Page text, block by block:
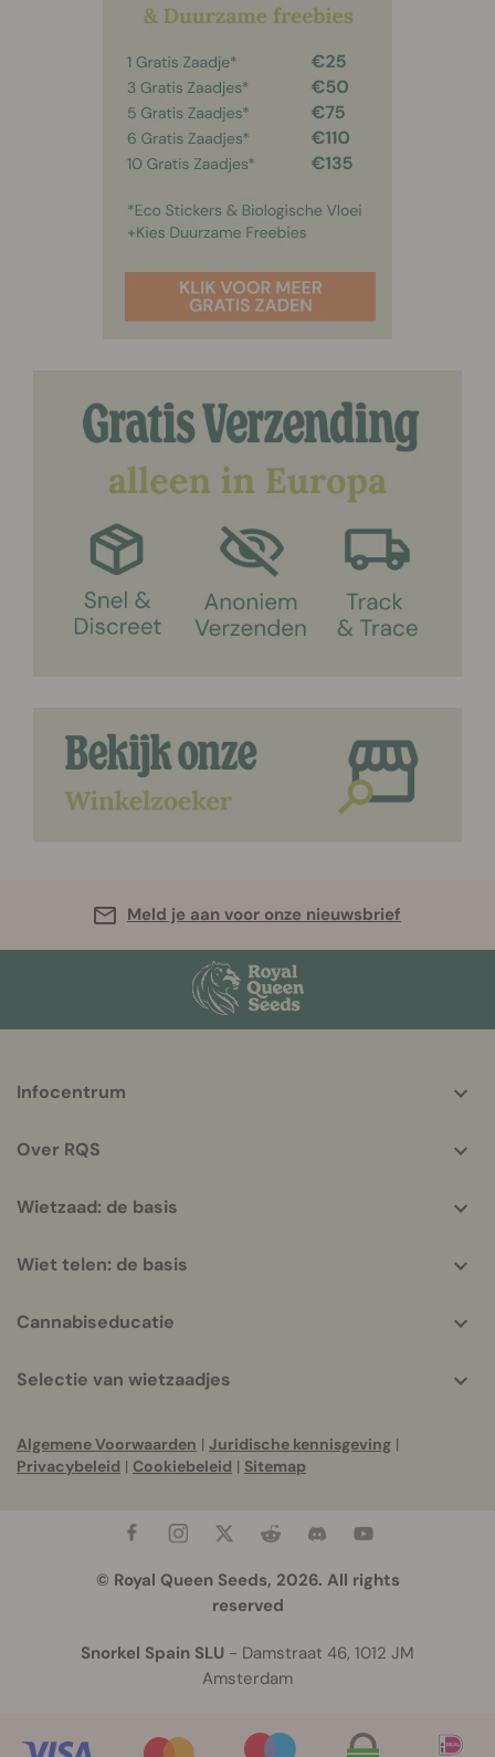
Meld je aan voor onze nieuwsbrief
helpful
Infocentrum
Over RQS
Wietzaad: de basis
Wiet telen: de basis
Cannabiseducatie
Selectie van wietzaadjes
Algemene Voorwaarden | Juridische kennisgeving |
Privacybeleid | Cookiebeleid | Sitemap
© Royal Queen Seeds, 2026. All rights
reserved
Snorkel Spain SLU - Damstraat 46, 1012 JM
Amsterdam